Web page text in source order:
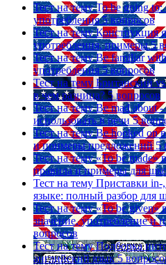
Тест на тему To be going to:
употребления 5 вопросов
Тест на тему Конструкция
употребления, примеры 5
Тест на тему Be familiar
употребления 5 вопросов
Тест на тему Британский
в чем разница? 5 вопросов
Тест на тему Be mad about
использовать в речи 5
Тест на тему Be hooked on
и примеры предложений 5
Тест на тему «To be made»
правила и примеры для
Тест на тему Приставки in-
языке: полный разбор для
Тест на тему «To be given»
значение, употребление и
вопросов
Тест на тему Подборка
английский язык 5